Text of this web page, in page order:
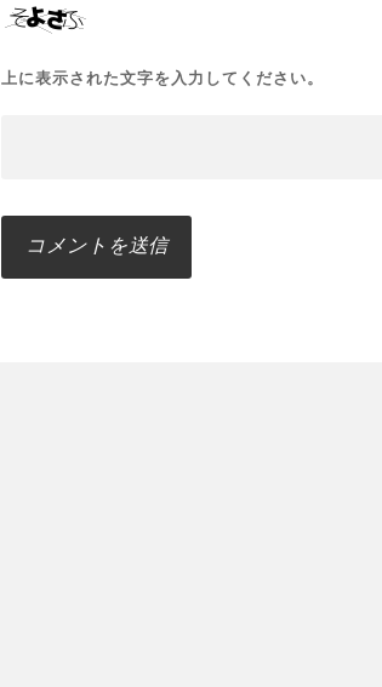
上に表示された文字を入力してください。